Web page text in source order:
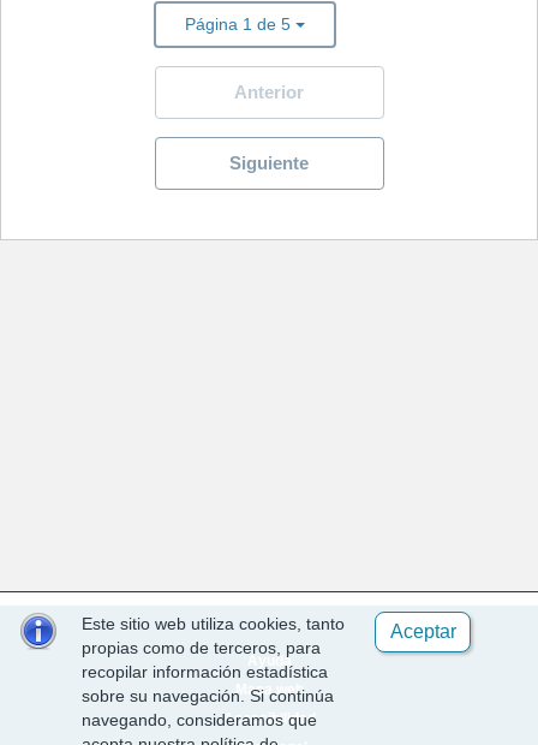
Página 1 de 5
Anterior
Siguiente
Aceptar
Este sitio web utiliza cookies, tanto
propias como de terceros, para
recopilar información estadística
sobre su navegación. Si continúa
navegando, consideramos que
Ayuda
Mapa web
Accesibilidad